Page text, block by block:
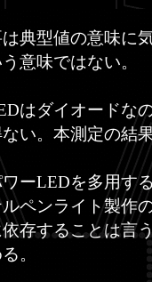
典型値の意味に
意味ではない。
はダイオードな
ない。本測定の結
LEDを多用する
ペンライト製作
依存することは言
。